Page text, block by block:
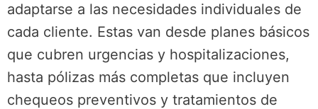
adaptarse a las necesidades individuales de
cada cliente. Estas van desde planes básicos
que cubren urgencias y hospitalizaciones,
hasta pólizas más completas que incluyen
chequeos preventivos y tratamientos de